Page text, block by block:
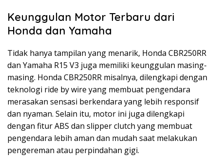
Keunggulan Motor Terbaru dari
Honda dan Yamaha
Tidak hanya tampilan yang menarik, Honda CBR250RR
dan Yamaha R15 V3 juga memiliki keunggulan masing-
masing. Honda CBR250RR misalnya, dilengkapi dengan
teknologi ride by wire yang membuat pengendara
merasakan sensasi berkendara yang lebih responsif
dan nyaman. Selain itu, motor ini juga dilengkapi
dengan fitur ABS dan slipper clutch yang membuat
pengendara lebih aman dan mudah saat melakukan
pengereman atau perpindahan gigi.